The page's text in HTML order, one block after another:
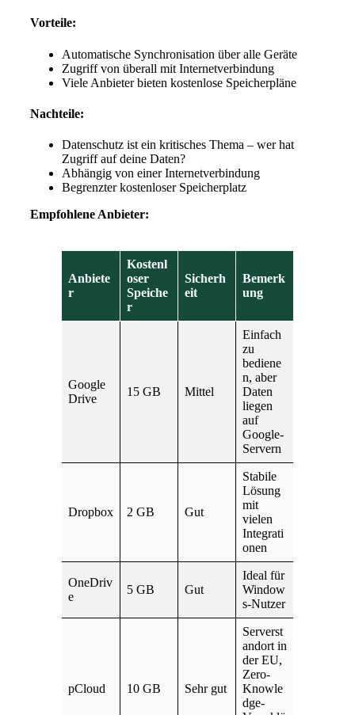
Vorteile:
Automatische Synchronisation über alle Geräte
Zugriff von überall mit Internetverbindung
Viele Anbieter bieten kostenlose Speicherpläne
Nachteile:
Datenschutz ist ein kritisches Thema – wer hat
Zugriff auf deine Daten?
Abhängig von einer Internetverbindung
Begrenzter kostenloser Speicherplatz
Empfohlene Anbieter:
Anbiete
r
Kostenl
oser
Speiche
r
Sicherh
eit
Bemerk
ung
Google
Drive
15 GB Mittel
Einfach
zu
bediene
n, aber
Daten
liegen
auf
Google-
Servern
Dropbox 2 GB Gut
Stabile
Lösung
mit
vielen
Integrati
onen
OneDriv
e
5 GB Gut
Ideal für
Window
s-Nutzer
pCloud 10 GB Sehr gut
Serverst
andort in
der EU,
Zero-
Knowle
dge-